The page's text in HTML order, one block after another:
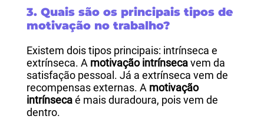
3. Quais são os principais tipos de
motivação no trabalho?
Existem dois tipos principais: intrínseca e
extrínseca. A motivação intrínsecavem da
satisfação pessoal. Já a extrínseca vem de
recompensas externas. A motivação
intrínsecaé mais duradoura, pois vem de
dentro.